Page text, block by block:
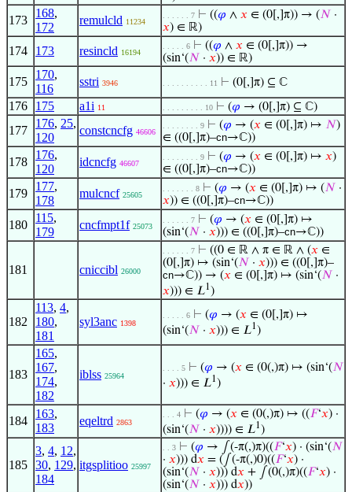
173
168,
172
remulcld 11234
. . . . . . 7 ⊢ ((𝜑 ∧ 𝑥 ∈ (0[,]π)) → (𝑁 ·
𝑥) ∈ ℝ)
174 173 resincld 16194
. . . . . 6 ⊢ ((𝜑 ∧ 𝑥 ∈ (0[,]π)) →
(sin‘(𝑁 · 𝑥)) ∈ ℝ)
175
170,
116
sstri 3946 . . . . . . . . . . 11 ⊢ (0[,]π) ⊆ ℂ
176 175 a1i 11 . . . . . . . . . 10 ⊢ (𝜑 → (0[,]π) ⊆ ℂ)
177
176, 25,
120
constcncfg 46606
. . . . . . . . 9 ⊢ (𝜑 → (𝑥 ∈ (0[,]π) ↦ 𝑁)
∈ ((0[,]π)–cn→ℂ))
178
176,
120
idcncfg 46607
. . . . . . . . 9 ⊢ (𝜑 → (𝑥 ∈ (0[,]π) ↦ 𝑥)
∈ ((0[,]π)–cn→ℂ))
179
177,
178
mulcncf 25605
. . . . . . . 8 ⊢ (𝜑 → (𝑥 ∈ (0[,]π) ↦ (𝑁 ·
𝑥)) ∈ ((0[,]π)–cn→ℂ))
180
115,
179
cncfmpt1f 25073
. . . . . . 7 ⊢ (𝜑 → (𝑥 ∈ (0[,]π) ↦
(sin‘(𝑁 · 𝑥))) ∈ ((0[,]π)–cn→ℂ))
181 cniccibl 26000
. . . . . . 7 ⊢ ((0 ∈ ℝ ∧ π ∈ ℝ ∧ (𝑥 ∈
(0[,]π) ↦ (sin‘(𝑁 · 𝑥))) ∈ ((0[,]π)–
cn→ℂ)) → (𝑥 ∈ (0[,]π) ↦ (sin‘(𝑁 ·
𝑥))) ∈ 𝐿1 )
182
113, 4,
180,
181
syl3anc 1398
. . . . . 6 ⊢ (𝜑 → (𝑥 ∈ (0[,]π) ↦
(sin‘(𝑁 · 𝑥))) ∈ 𝐿1 )
183
165,
167,
174,
182
iblss 25964
. . . . 5 ⊢ (𝜑 → (𝑥 ∈ (0(,)π) ↦ (sin‘(𝑁
· 𝑥))) ∈ 𝐿1 )
184
163,
183
eqeltrd 2863
. . . 4 ⊢ (𝜑 → (𝑥 ∈ (0(,)π) ↦ ((𝐹‘𝑥) ·
(sin‘(𝑁 · 𝑥)))) ∈ 𝐿1 )
185
3, 4, 12,
30, 129,
184
itgsplitioo 25997
. . 3 ⊢ (𝜑 → ∫(-π(,)π)((𝐹‘𝑥) · (sin‘(𝑁
· 𝑥))) d𝑥 = (∫(-π(,)0)((𝐹‘𝑥) ·
(sin‘(𝑁 · 𝑥))) d𝑥 + ∫(0(,)π)((𝐹‘𝑥) ·
(sin‘(𝑁 · 𝑥))) d𝑥))